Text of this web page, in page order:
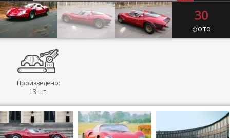
30
фото
Произведено:
13 шт.